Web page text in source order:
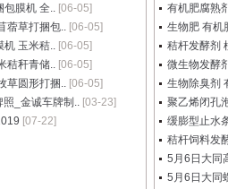
包膜机 全.. [06-05]
蓿草打捆包.. [06-05]
机 玉米秸.. [06-05]
秸秆青储.. [06-05]
草圆形打捆.. [06-05]
_金诚车牌制.. [03-23]
[07-22]
有机肥腐熟
生物肥 有机
秸杆发酵剂
微生物发酵
生物除臭剂
聚乙烯闭孔
缓膨型止水
秸杆饲料发
5月6日大同
5月6日大同